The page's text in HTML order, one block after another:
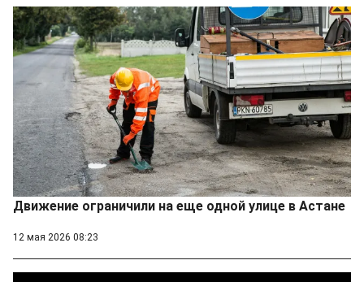
Движение ограничили на еще одной улице в Астане
12 мая 2026 08:23